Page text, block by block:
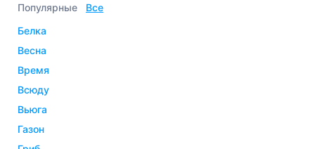
Популярные
Все
белка
весна
время
всюду
вьюга
газон